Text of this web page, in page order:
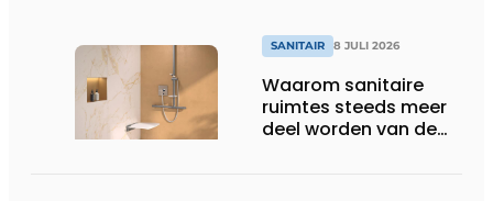
SANITAIR 8 JULI 2026
Waarom sanitaire
ruimtes steeds meer
deel worden van de